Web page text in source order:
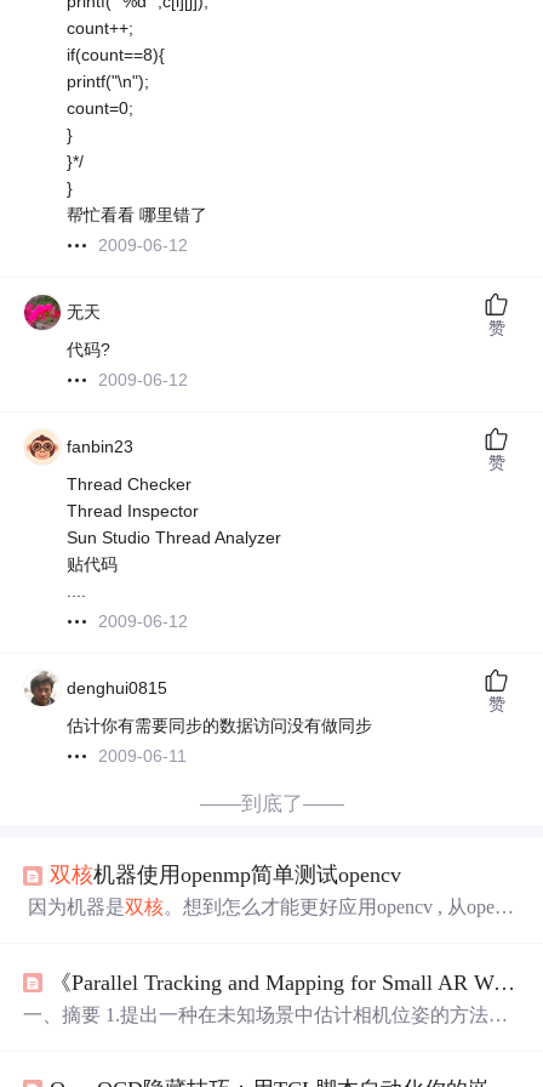
count++;
if(count==8){
printf("\n");
count=0;
}
}*/
}
帮忙看看 哪里错了
2009-06-12
无天
代码?
2009-06-12
赞
fanbin23
Thread Checker
Thread Inspector
Sun Studio Thread Analyzer
贴代码
....
2009-06-12
赞
denghui0815
估计你有需要同步的数据访问没有做同步
2009-06-11
赞
——到底了——
双核机器使用openmp简单测试opencv
因为机器是双核。想到怎么才能更好应用opencv , 从openc
rm (the new algorithm only), 因此它们的运行速度在双核CPU
上要快 ~50-80% , 当代码用 Intel
《Parallel Tracking and Mapping for Small AR Workspaces》阅读笔记一
一、摘要 1.提出一种在未知场景中估计相机位姿的方法，